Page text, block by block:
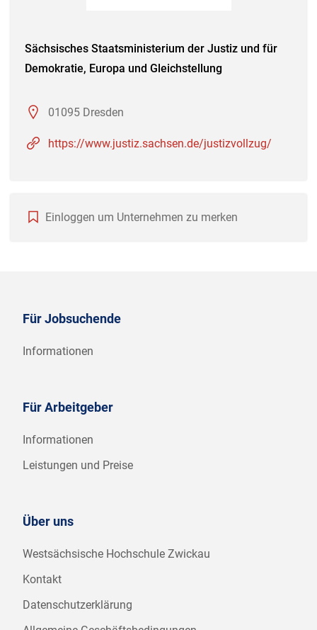
Sächsisches Staatsministerium der Justiz und für
Demokratie, Europa und Gleichstellung
01095 Dresden
https://www.justiz.sachsen.de/justizvollzug/
Einloggen um Unternehmen zu merken
Für Jobsuchende
Informationen
Für Arbeitgeber
Informationen
Leistungen und Preise
Über uns
Westsächsische Hochschule Zwickau
Kontakt
Datenschutzerklärung